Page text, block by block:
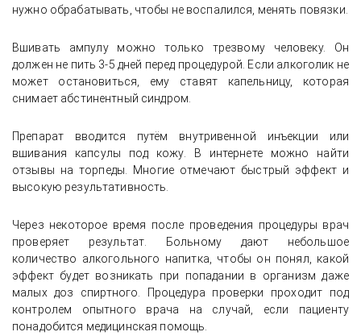
нужно обрабатывать, чтобы не воспалился, менять повязки.
Вшивать ампулу можно только трезвому человеку. Он
должен не пить 3-5 дней перед процедурой. Если алкоголик не
может остановиться, ему ставят капельницу, которая
снимает абстинентный синдром.
Препарат вводится путём внутривенной инъекции или
вшивания капсулы под кожу. В интернете можно найти
отзывы на торпеды. Многие отмечают быстрый эффект и
высокую результативность.
Через некоторое время после проведения процедуры врач
проверяет результат. Больному дают небольшое
количество алкогольного напитка, чтобы он понял, какой
эффект будет возникать при попадании в организм даже
малых доз спиртного. Процедура проверки проходит под
контролем опытного врача на случай, если пациенту
понадобится медицинская помощь.